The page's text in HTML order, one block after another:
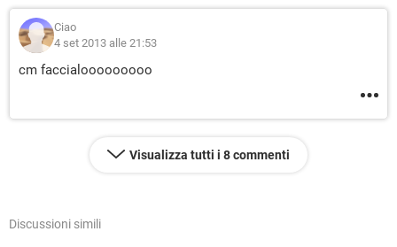
Ciao
4 set 2013 alle 21:53
cm faccialooooooooo
Visualizza tutti i 8 commenti
Discussioni simili